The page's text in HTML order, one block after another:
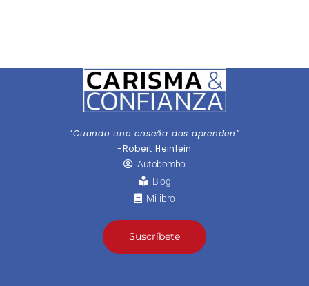
“Cuando uno enseña dos aprenden”
-Robert Heinlein
Autobombo
Blog
Mi libro
Suscríbete